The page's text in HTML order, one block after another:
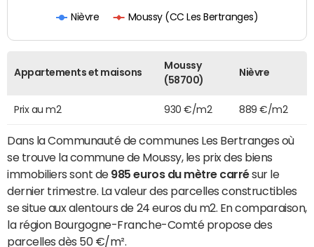
Nièvre Moussy (CC Les Bertranges)
Appartements et maisons
Moussy
(58700)
Nièvre
Prix au m2 930 €/m2 889 €/m2
Dans la Communauté de communes Les Bertranges où
se trouve la commune de Moussy, les prix des biens
immobiliers sont de 985 euros du mètre carrésur le
dernier trimestre. La valeur des parcelles constructibles
se situe aux alentours de 24 euros du m2. En comparaison,
la région Bourgogne-Franche-Comté propose des
parcelles dès 50 €/m².